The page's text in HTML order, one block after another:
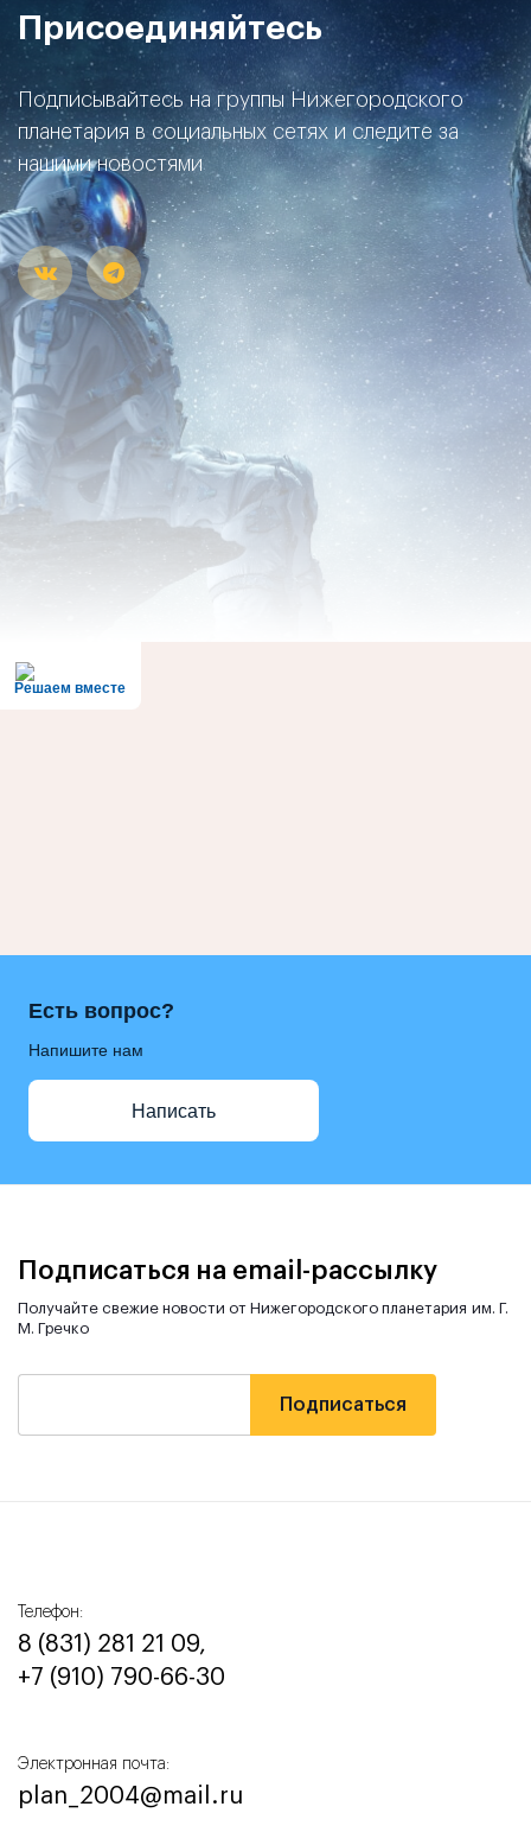
Присоединяйтесь
Подписывайтесь на группы Нижегородского
планетария в социальных сетях и следите за
нашими новостями
Решаем вместе
Есть вопрос?
Напишите нам
Написать
Подписаться на email-рассылку
Получайте свежие новости от Нижегородского планетария им. Г.
М. Гречко
Телефон:
8 (831) 281 21 09,
+7 (910) 790-66-30‬
Электронная почта:
plan_2004@mail.ru